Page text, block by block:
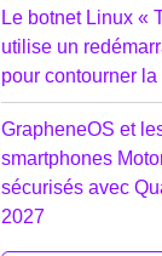
Le botnet Linux «
utilise un
pour contourner
GrapheneOS et
smartphones
sécurisés avec
2027